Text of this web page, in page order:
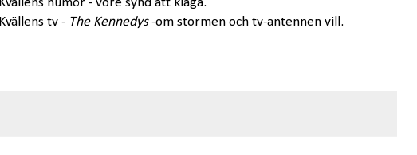
Kvällens tv - The Kennedys-om stormen och tv-antennen vill.